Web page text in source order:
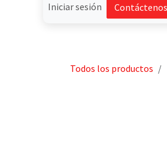
Iniciar sesión Contáctenos
Todos los productos